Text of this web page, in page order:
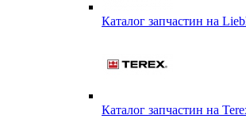
Каталог запчастин на
Каталог запчастин на